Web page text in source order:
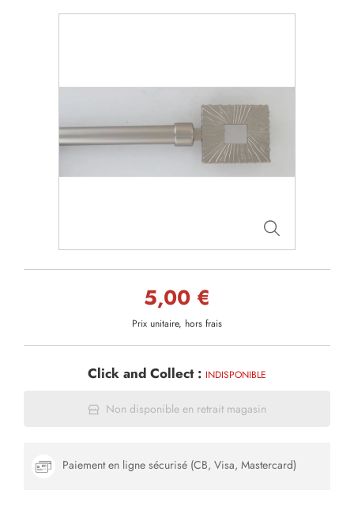
5,00 €
Prix unitaire, hors frais
Click and Collect : INDISPONIBLE
Non disponible en retrait magasin
Paiement en ligne sécurisé (CB, Visa, Mastercard)